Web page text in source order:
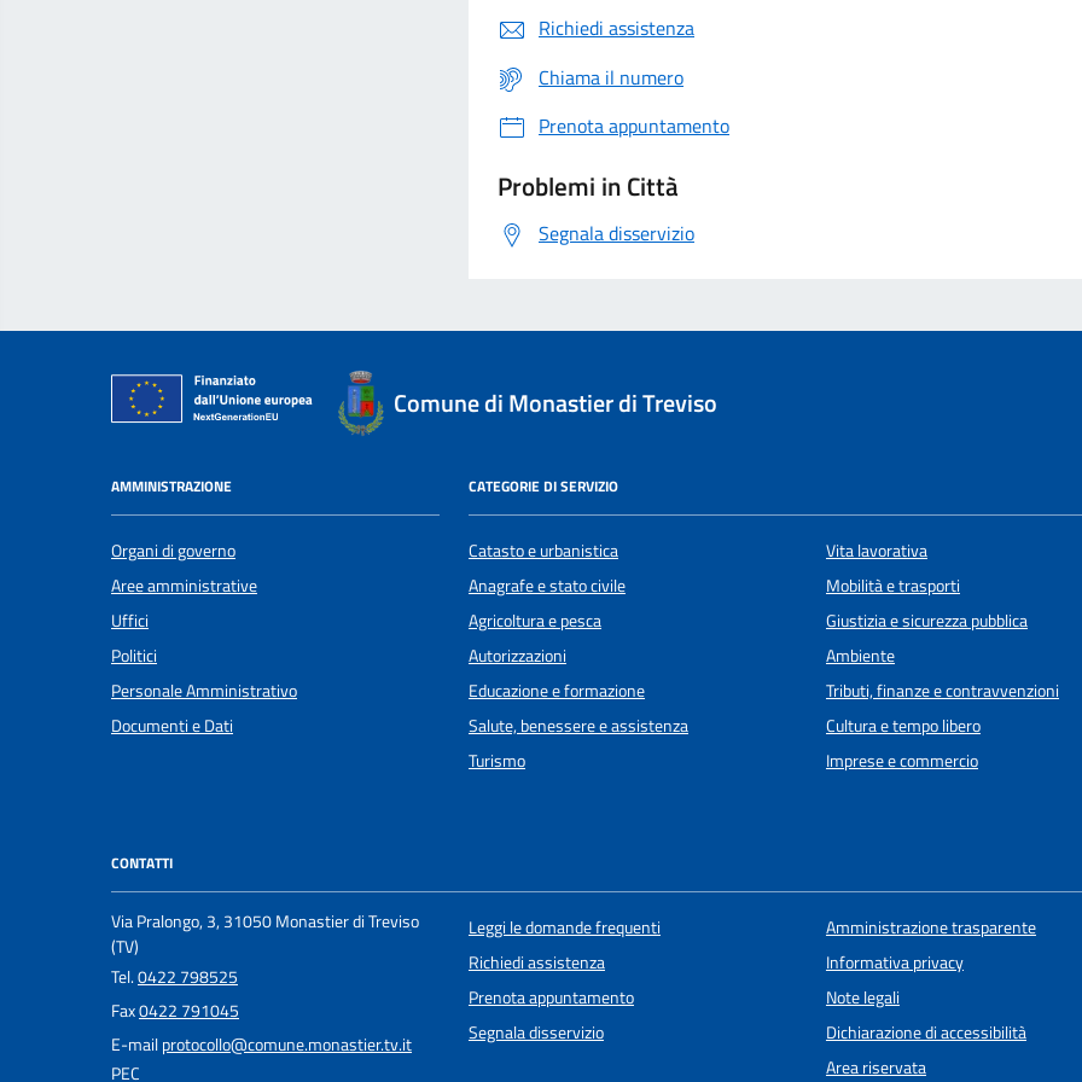
Richiedi assistenza
Chiama il numero
Prenota appuntamento
Problemi in Città
Segnala disservizio
Comune di Monastier di Treviso
AMMINISTRAZIONE
Organi di governo
Aree amministrative
Uffici
Politici
Personale Amministrativo
Documenti e Dati
CATEGORIE DI SERVIZIO
Catasto e urbanistica
Anagrafe e stato civile
Agricoltura e pesca
Autorizzazioni
Educazione e formazione
Salute, benessere e assistenza
Turismo
Vita lavorativa
Mobilità e trasporti
Giustizia e sicurezza pubblica
Ambiente
Tributi, finanze e contravvenzioni
Cultura e tempo libero
Imprese e commercio
CONTATTI
Via Pralongo, 3, 31050 Monastier di Treviso
(TV)
Tel.0422 798525
Fax0422 791045
E-mailprotocollo@comune.monastier.tv.it
PEC
Leggi le domande frequenti
Richiedi assistenza
Prenota appuntamento
Segnala disservizio
Amministrazione trasparente
Informativa privacy
Note legali
Dichiarazione di accessibilità
Area riservata